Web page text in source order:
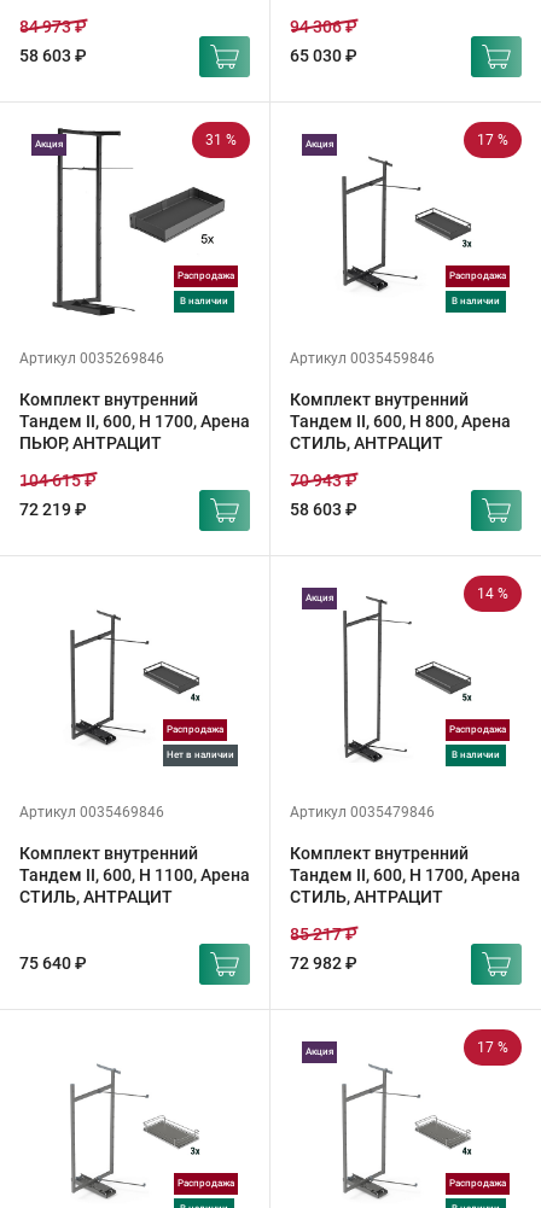
58 603 ₽
84 973 ₽
65 030 ₽
94 306 ₽
31 %
Распродажа
в наличии
Акция
Артикул 0035269846
Комплект внутренний
Тандем II, 600, H 1700, Арена
ПЬЮР, АНТРАЦИТ
72 219 ₽
104 615 ₽
17 %
Распродажа
в наличии
Акция
Артикул 0035459846
Комплект внутренний
Тандем II, 600, H 800, Арена
СТИЛЬ, АНТРАЦИТ
58 603 ₽
70 943 ₽
Распродажа
Нет в наличии
Артикул 0035469846
Комплект внутренний
Тандем II, 600, H 1100, Арена
СТИЛЬ, АНТРАЦИТ
75 640 ₽
14 %
Распродажа
в наличии
Акция
Артикул 0035479846
Комплект внутренний
Тандем II, 600, H 1700, Арена
СТИЛЬ, АНТРАЦИТ
72 982 ₽
85 217 ₽
Распродажа
17 %
Распродажа
Акция